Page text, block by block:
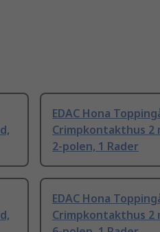
EDAC Hona
Crimpkontakthus 2
2-polen, 1 Rader
EDAC Hona
Crimpkontakthus 2